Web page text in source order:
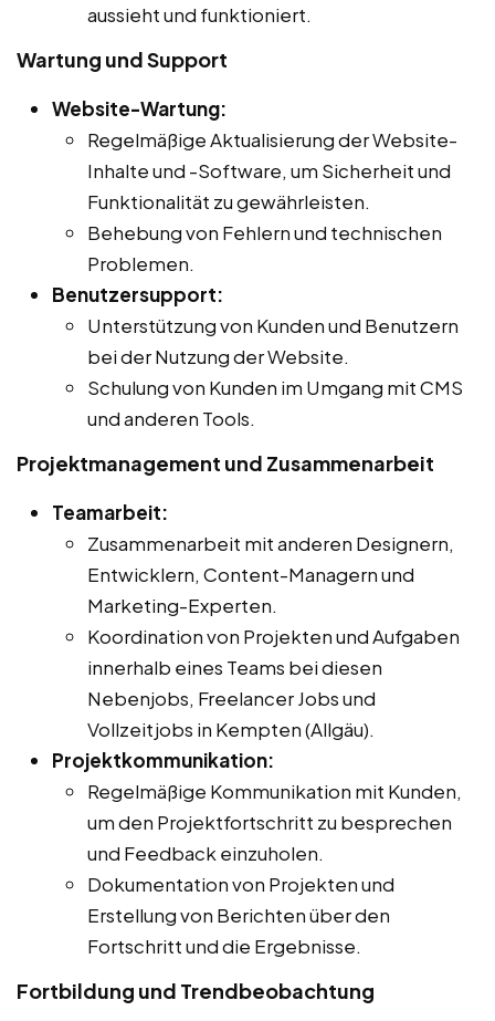
aussieht und funktioniert.
Wartung und Support
Website-Wartung:
Regelmäßige Aktualisierung der Website-
Inhalte und -Software, um Sicherheit und
Funktionalität zu gewährleisten.
Behebung von Fehlern und technischen
Problemen.
Benutzersupport:
Unterstützung von Kunden und Benutzern
bei der Nutzung der Website.
Schulung von Kunden im Umgang mit CMS
und anderen Tools.
Projektmanagement und Zusammenarbeit
Teamarbeit:
Zusammenarbeit mit anderen Designern,
Entwicklern, Content-Managern und
Marketing-Experten.
Koordination von Projekten und Aufgaben
innerhalb eines Teams bei diesen
Nebenjobs, Freelancer Jobs und
Vollzeitjobs in Kempten (Allgäu).
Projektkommunikation:
Regelmäßige Kommunikation mit Kunden,
um den Projektfortschritt zu besprechen
und Feedback einzuholen.
Dokumentation von Projekten und
Erstellung von Berichten über den
Fortschritt und die Ergebnisse.
Fortbildung und Trendbeobachtung